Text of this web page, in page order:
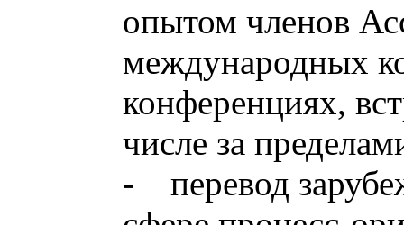
опытом членов
международных
конференциях,
числе за
- перевод